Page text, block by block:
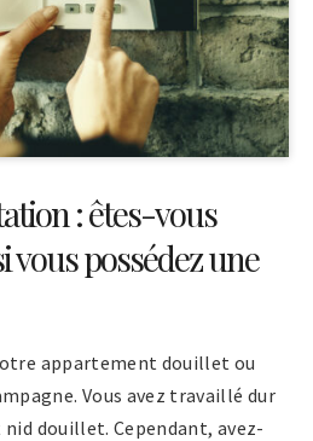
: êtes-vous
possédez une
appartement douillet ou
Vous avez travaillé dur
douillet. Cependant, avez-